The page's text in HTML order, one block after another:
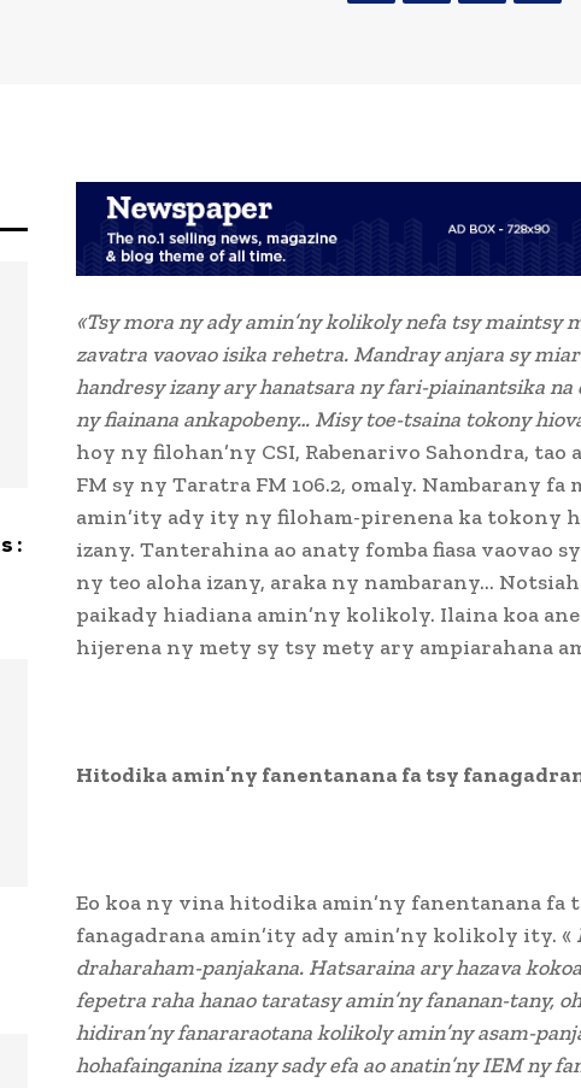
:
«Tsy mora ny ady amin’ny kolikoly nefa tsy maintsy
zavatra vaovao isika rehetra. Mandray anjara sy
handresy izany ary hanatsara ny fari-piainantsika na
ny fiainana ankapobeny… Misy toe-tsaina tokony
hoy ny filohan’ny CSI, Rabenarivo Sahondra, tao
FM sy ny Taratra FM 106.2, omaly. Nambarany fa
amin’ity ady ity ny filoham-pirenena ka tokony
izany. Tanterahina ao anaty fomba fiasa vaovao
ny teo aloha izany, araka ny nambarany…
paikady hiadiana amin’ny kolikoly. Ilaina koa
hijerena ny mety sy tsy mety ary ampiarahana
Hitodika amin’ny fanentanana fa tsy
Eo koa ny vina hitodika amin’ny fanentanana fa
fanagadrana amin’ity ady amin’ny kolikoly ity. «
draharaham-panjakana. Hatsaraina ary hazava
fepetra raha hanao taratasy amin’ny fananan-tany,
hidiran’ny fanararaotana kolikoly amin’ny asam-
hohafainganina izany sady efa ao anatin’ny IEM ny